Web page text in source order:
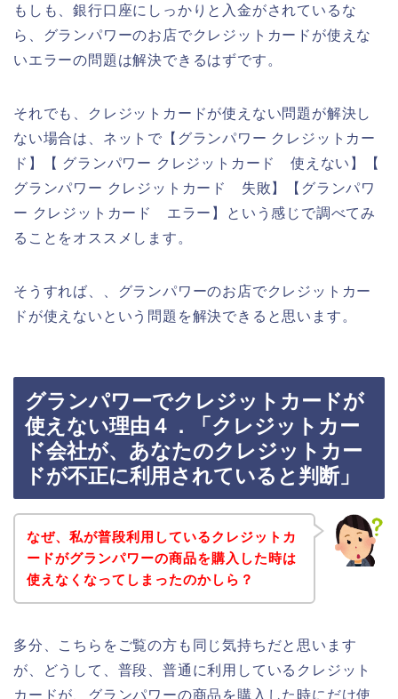
もしも、銀行口座にしっかりと入金がされているな
ら、グランパワーのお店でクレジットカードが使えな
いエラーの問題は解決できるはずです。
それでも、クレジットカードが使えない問題が解決し
ない場合は、ネットで【グランパワー クレジットカー
ド】【 グランパワー クレジットカード 使えない】【
グランパワー クレジットカード 失敗】【グランパワ
ー クレジットカード エラー】という感じで調べてみ
ることをオススメします。
そうすれば、、グランパワーのお店でクレジットカー
ドが使えないという問題を解決できると思います。
グランパワーでクレジットカードが
使えない理由４．「クレジットカー
ド会社が、あなたのクレジットカー
ドが不正に利用されていると判断」
なぜ、私が普段利用しているクレジットカ
ードがグランパワーの商品を購入した時は
使えなくなってしまったのかしら？
多分、こちらをご覧の方も同じ気持ちだと思います
が、どうして、普段、普通に利用しているクレジット
カードが、グランパワーの商品を購入した時にだけ使